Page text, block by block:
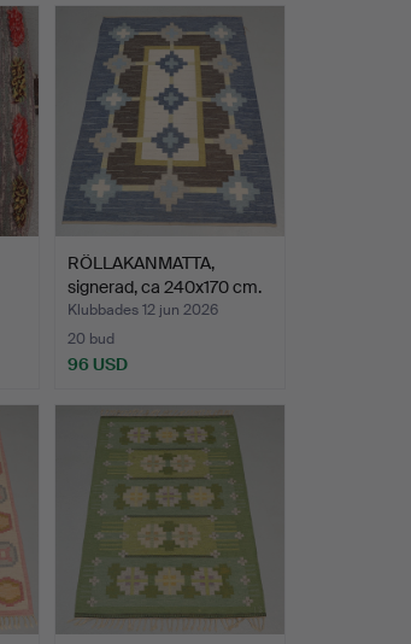
RÖLLAKANMATTA,
signerad, ca 240x170 cm.
Klubbades 12 jun 2026
20 bud
96 USD